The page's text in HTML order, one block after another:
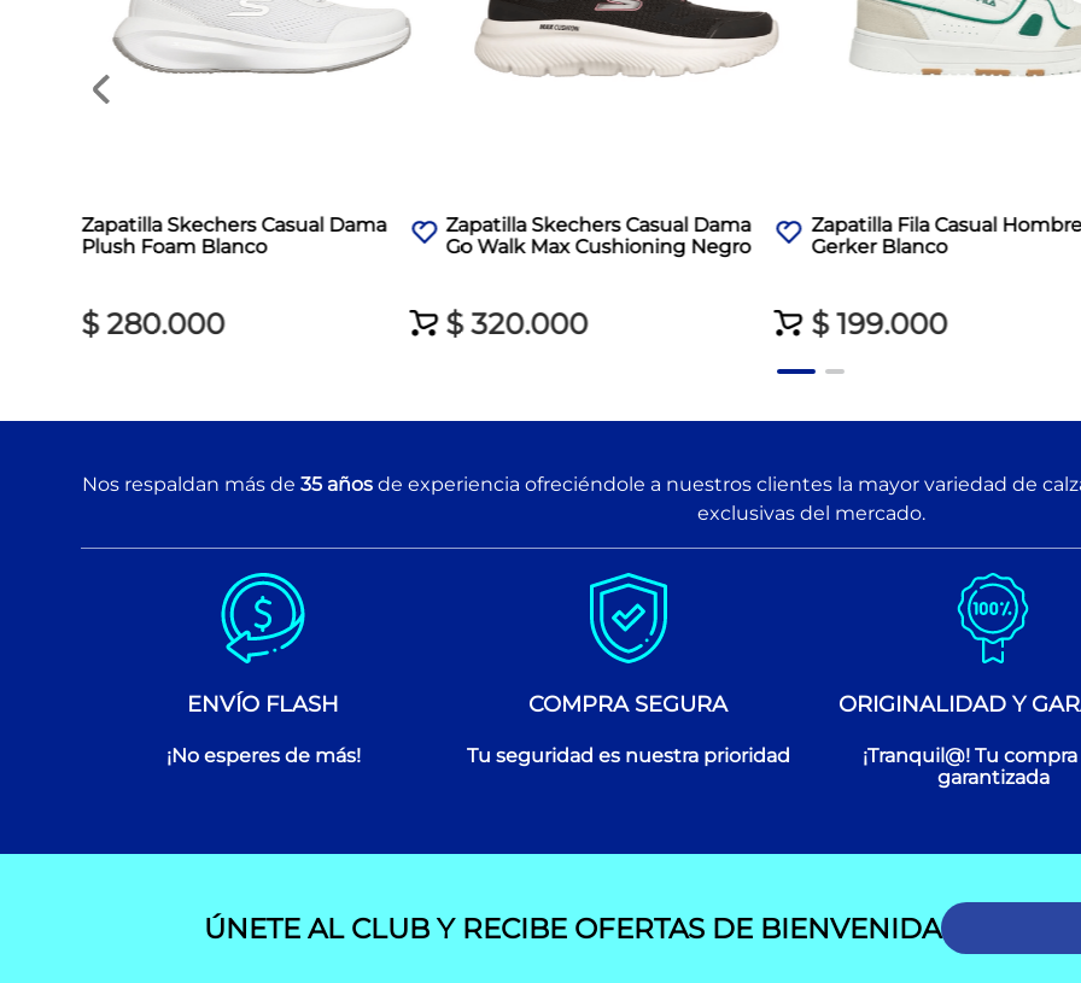
Zapatilla Skechers Casual Dama
Plush Foam Blanco
$ 280.000
Zapatilla Skechers Casual Dama
Go Walk Max Cushioning Negro
$ 320.000
Zapatilla Fila Casual Hombre
Gerker Blanco
$ 199.000
Nos respaldan más de 35 años de experiencia ofreciéndole a nuestros clientes la mayor variedad de
exclusivas del mercado.
ENVÍO FLASH
¡No esperes de más!
COMPRA SEGURA
Tu seguridad es nuestra prioridad
ORIGINALIDAD Y
¡Tranquil@! Tu
garantizada
ÚNETE AL CLUB Y RECIBE OFERTAS DE BIENVENIDA